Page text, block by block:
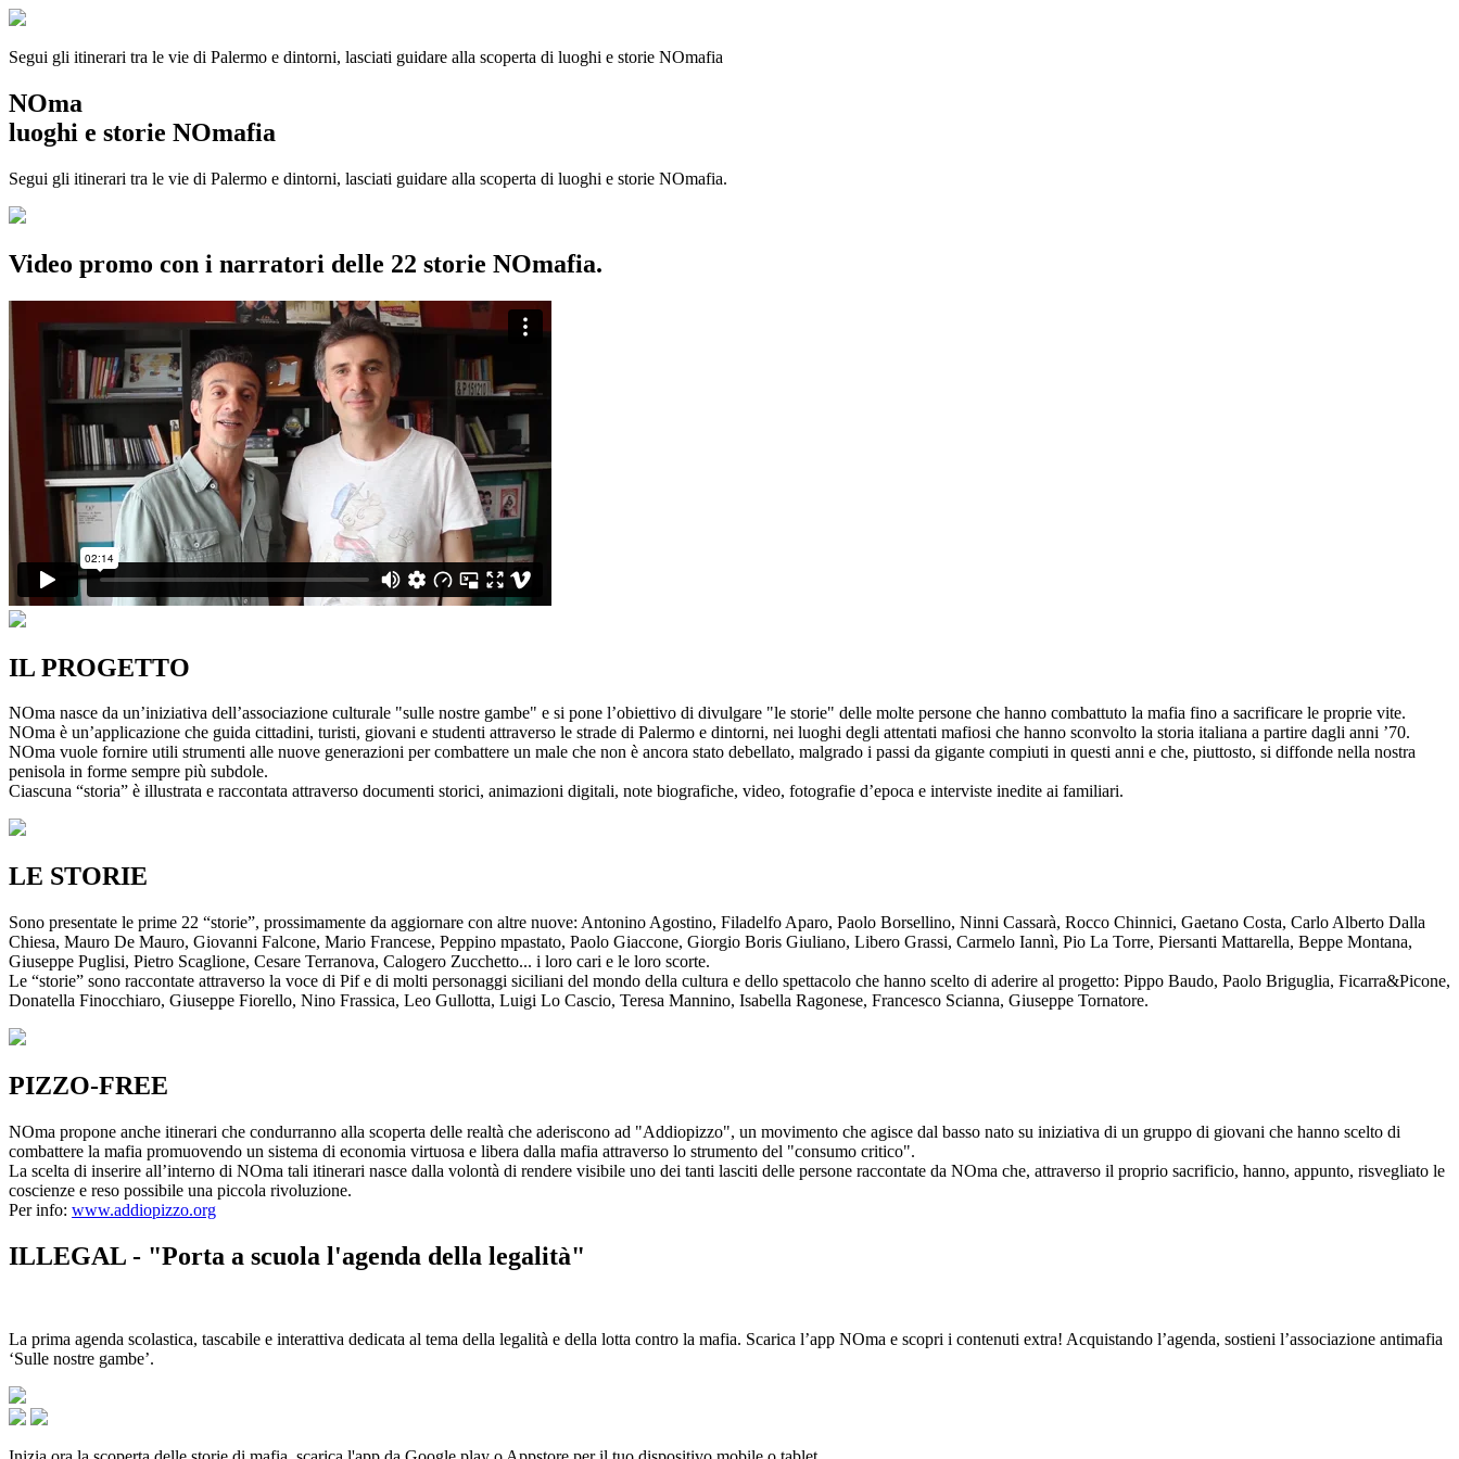
Segui gli itinerari tra le vie di Palermo e dintorni, lasciati guidare alla scoperta di luoghi e storie NOmafia
NOma
luoghi e storie NOmafia
Segui gli itinerari tra le vie di Palermo e dintorni, lasciati guidare alla scoperta di luoghi e storie NOmafia.
Video promo con i narratori delle 22 storie NOmafia.
IL PROGETTO
NOma nasce da un’iniziativa dell’associazione culturale "sulle nostre gambe" e si pone l’obiettivo di divulgare "le storie" delle molte persone che hanno combattuto la mafia fino a sacrificare le proprie vite.
NOma è un’applicazione che guida cittadini, turisti, giovani e studenti attraverso le strade di Palermo e dintorni, nei luoghi degli attentati mafiosi che hanno sconvolto la storia italiana a partire dagli anni ’70.
NOma vuole fornire utili strumenti alle nuove generazioni per combattere un male che non è ancora stato debellato, malgrado i passi da gigante compiuti in questi anni e che, piuttosto, si diffonde nella nostra
penisola in forme sempre più subdole.
Ciascuna “storia” è illustrata e raccontata attraverso documenti storici, animazioni digitali, note biografiche, video, fotografie d’epoca e interviste inedite ai familiari.
LE STORIE
Sono presentate le prime 22 “storie”, prossimamente da aggiornare con altre nuove: Antonino Agostino, Filadelfo Aparo, Paolo Borsellino, Ninni Cassarà, Rocco Chinnici, Gaetano Costa, Carlo Alberto Dalla
Chiesa, Mauro De Mauro, Giovanni Falcone, Mario Francese, Peppino mpastato, Paolo Giaccone, Giorgio Boris Giuliano, Libero Grassi, Carmelo Iannì, Pio La Torre, Piersanti Mattarella, Beppe Montana,
Giuseppe Puglisi, Pietro Scaglione, Cesare Terranova, Calogero Zucchetto... i loro cari e le loro scorte.
Le “storie” sono raccontate attraverso la voce di Pif e di molti personaggi siciliani del mondo della cultura e dello spettacolo che hanno scelto di aderire al progetto: Pippo Baudo, Paolo Briguglia, Ficarra&Picone,
Donatella Finocchiaro, Giuseppe Fiorello, Nino Frassica, Leo Gullotta, Luigi Lo Cascio, Teresa Mannino, Isabella Ragonese, Francesco Scianna, Giuseppe Tornatore.
PIZZO-FREE
NOma propone anche itinerari che condurranno alla scoperta delle realtà che aderiscono ad "Addiopizzo", un movimento che agisce dal basso nato su iniziativa di un gruppo di giovani che hanno scelto di
combattere la mafia promuovendo un sistema di economia virtuosa e libera dalla mafia attraverso lo strumento del "consumo critico".
La scelta di inserire all’interno di NOma tali itinerari nasce dalla volontà di rendere visibile uno dei tanti lasciti delle persone raccontate da NOma che, attraverso il proprio sacrificio, hanno, appunto, risvegliato le
coscienze e reso possibile una piccola rivoluzione.
Per info: www.addiopizzo.org
ILLEGAL - "Porta a scuola l'agenda della legalità"
La prima agenda scolastica, tascabile e interattiva dedicata al tema della legalità e della lotta contro la mafia. Scarica l’app NOma e scopri i contenuti extra! Acquistando l’agenda, sostieni l’associazione antimafia
‘Sulle nostre gambe’.